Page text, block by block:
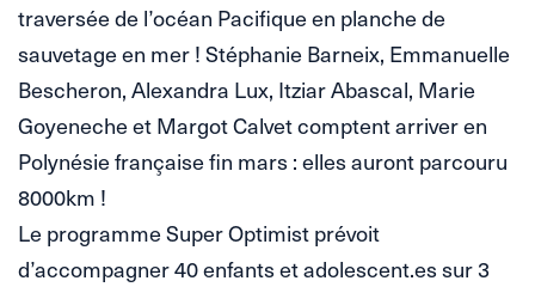
traversée de l’océan Pacifique en planche de
sauvetage en mer ! Stéphanie Barneix, Emmanuelle
Bescheron, Alexandra Lux, Itziar Abascal, Marie
Goyeneche et Margot Calvet comptent arriver en
Polynésie française fin mars : elles auront parcouru
8000km !
Le programme Super Optimist prévoit
d’accompagner 40 enfants et adolescent.es sur 3